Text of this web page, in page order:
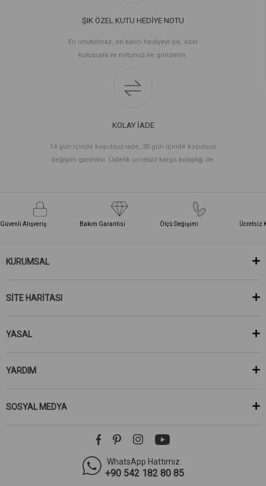
ŞIK ÖZEL KUTU HEDİYE NOTU
En unutulmaz, en kalıcı hediyeyi şık, özel
kutusuyla ve notunuz ile gönderin.
KOLAY İADE
14 gün içinde koşulsuz iade, 30 gün içinde koşulsuz
değişim garantisi. Üstelik ücretsiz kargo kolaylığı ile.
Güvenli Alışveriş Bakım Garantisi Ölçü Değişimi Ücretsiz
KURUMSAL
SİTE HARİTASI
YASAL
YARDIM
SOSYAL MEDYA
WhatsApp Hattımız:
+90 542 182 80 85